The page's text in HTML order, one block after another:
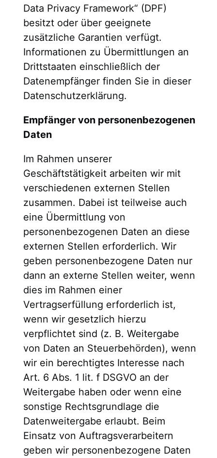
Data Privacy Framework“ (DPF)
besitzt oder über geeignete
zusätzliche Garantien verfügt.
Informationen zu Übermittlungen an
Drittstaaten einschließlich der
Datenempfänger finden Sie in dieser
Datenschutzerklärung.
Empfänger von personenbezogenen
Daten
Im Rahmen unserer
Geschäftstätigkeit arbeiten wir mit
verschiedenen externen Stellen
zusammen. Dabei ist teilweise auch
eine Übermittlung von
personenbezogenen Daten an diese
externen Stellen erforderlich. Wir
geben personenbezogene Daten nur
dann an externe Stellen weiter, wenn
dies im Rahmen einer
Vertragserfüllung erforderlich ist,
wenn wir gesetzlich hierzu
verpflichtet sind (z. B. Weitergabe
von Daten an Steuerbehörden), wenn
wir ein berechtigtes Interesse nach
Art. 6 Abs. 1 lit. f DSGVO an der
Weitergabe haben oder wenn eine
sonstige Rechtsgrundlage die
Datenweitergabe erlaubt. Beim
Einsatz von Auftragsverarbeitern
geben wir personenbezogene Daten